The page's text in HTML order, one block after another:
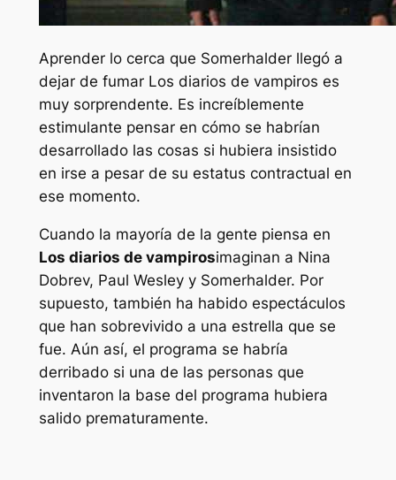
Aprender lo cerca que Somerhalder llegó a
dejar de fumar Los diarios de vampiros es
muy sorprendente. Es increíblemente
estimulante pensar en cómo se habrían
desarrollado las cosas si hubiera insistido
en irse a pesar de su estatus contractual en
ese momento.
Cuando la mayoría de la gente piensa en
Los diarios de vampirosimaginan a Nina
Dobrev, Paul Wesley y Somerhalder. Por
supuesto, también ha habido espectáculos
que han sobrevivido a una estrella que se
fue. Aún así, el programa se habría
derribado si una de las personas que
inventaron la base del programa hubiera
salido prematuramente.